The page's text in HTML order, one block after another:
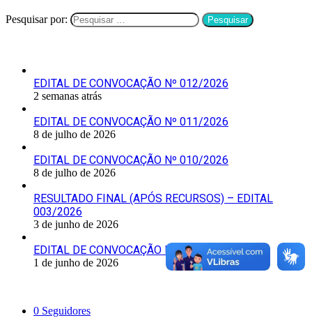
Pesquisar por:
EDITAL DE CONVOCAÇÃO Nº 012/2026
2 semanas atrás
EDITAL DE CONVOCAÇÃO Nº 011/2026
8 de julho de 2026
EDITAL DE CONVOCAÇÃO Nº 010/2026
8 de julho de 2026
RESULTADO FINAL (APÓS RECURSOS) – EDITAL
003/2026
3 de junho de 2026
EDITAL DE CONVOCAÇÃO Nº 009/2026
1 de junho de 2026
0 Seguidores